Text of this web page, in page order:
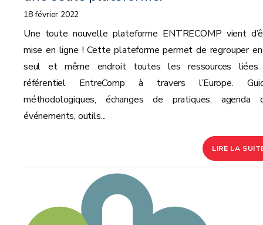
18 février 2022
Une toute nouvelle plateforme ENTRECOMP vient
mise en ligne ! Cette plateforme permet de regrouper
seul et même endroit toutes les ressources liées
référentiel EntreComp à travers l’Europe.
méthodologiques, échanges de pratiques, agenda
événements, outils...
LIRE LA